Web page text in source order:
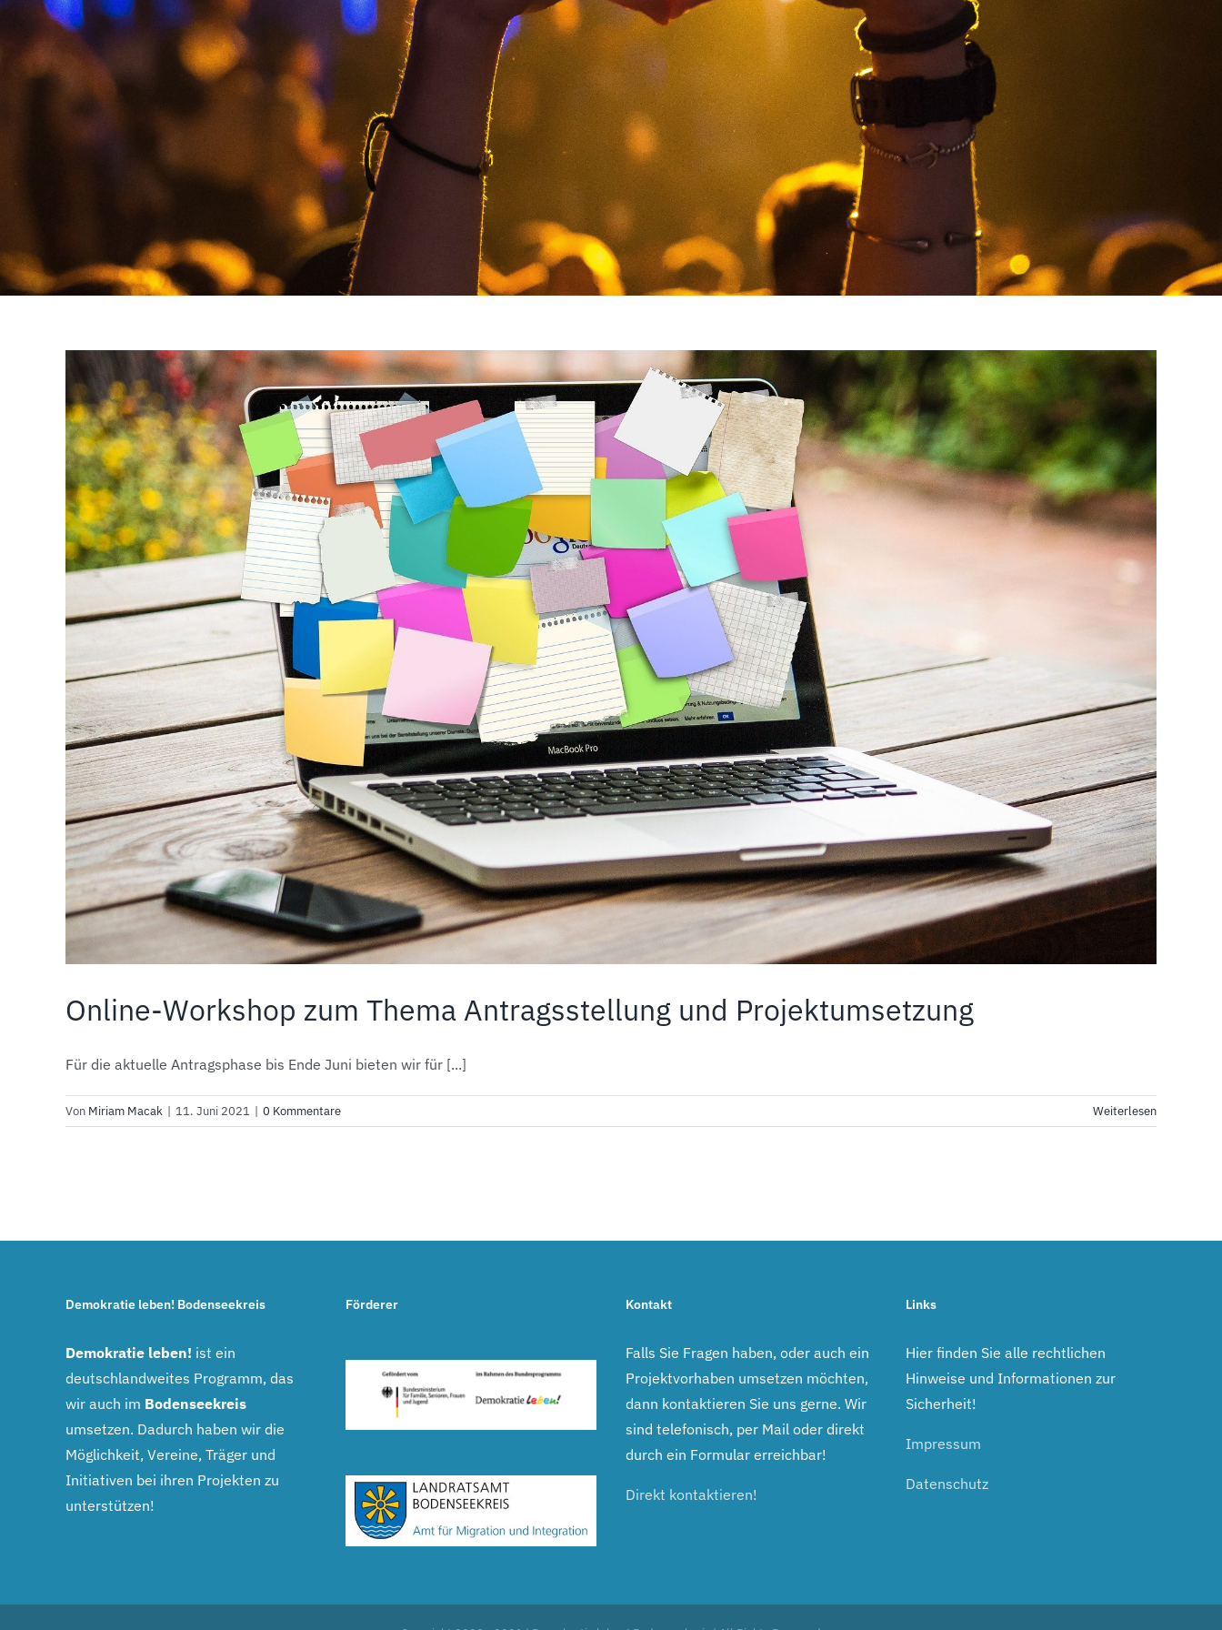
Online-Workshop zum Thema Antragsstellung und Projektumsetzung
Für die aktuelle Antragsphase bis Ende Juni bieten wir für [...]
Von Miriam Macak | 11. Juni 2021 | 0 Kommentare Weiterlesen
Demokratie leben! Bodenseekreis
Demokratie leben! ist ein
deutschlandweites Programm, das
wir auch im Bodenseekreis
umsetzen. Dadurch haben wir die
Möglichkeit, Vereine, Träger und
Initiativen bei ihren Projekten zu
unterstützen!
Förderer Kontakt
Falls Sie Fragen haben, oder auch ein
Projektvorhaben umsetzen möchten,
dann kontaktieren Sie uns gerne. Wir
sind telefonisch, per Mail oder direkt
durch ein Formular erreichbar!
Direkt kontaktieren!
Links
Hier finden Sie alle rechtlichen
Hinweise und Informationen zur
Sicherheit!
Impressum
Datenschutz